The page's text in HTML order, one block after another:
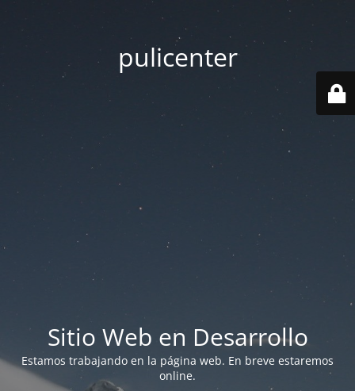
pulicenter
Sitio Web en Desarrollo
Estamos trabajando en la página web. En breve estaremos
online.